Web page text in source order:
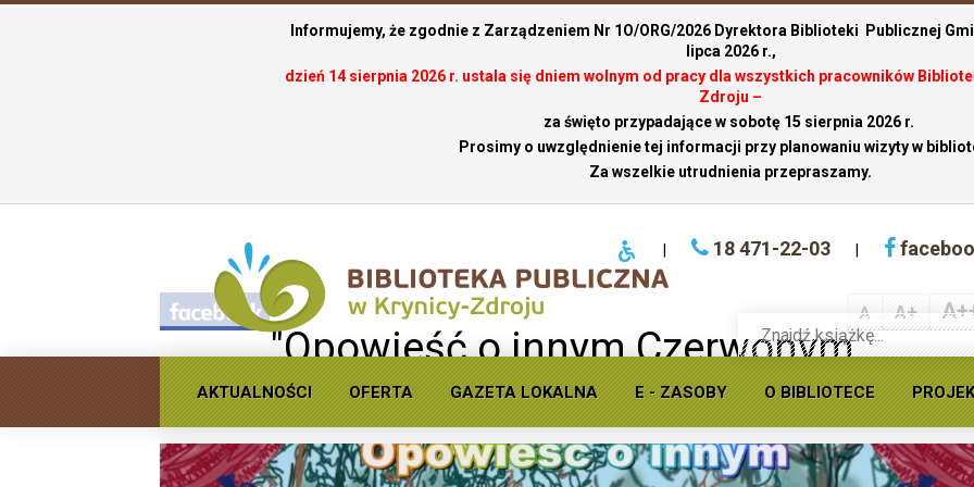
Informujemy, że zgodnie z Zarządzeniem Nr 1O/ORG/2026 Dyrektora Biblioteki Publicznej
lipca 2026 r.,
dzień 14 sierpnia 2026 r. ustala się dniem wolnym od pracy dla wszystkich pracowników
Zdroju –
za święto przypadające w sobotę 15 sierpnia 2026 r.
Prosimy o uwzględnienie tej informacji przy planowaniu wizyty w
Za wszelkie utrudnienia przepraszamy.
18 471-22-03
książkę
w
ofercie
biblioteki
publicznej
AKTUALNOŚCI OFERTA GAZETA LOKALNA E - ZASOBY O BIBLIOTECE
A A+
"Opowieść o innym Czerwonym
Kapturku"